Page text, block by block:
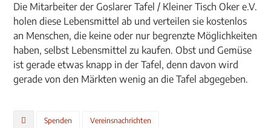
Die Mitarbeiter der Goslarer Tafel / Kleiner Tisch Oker e.V.
holen diese Lebensmittel ab und verteilen sie kostenlos
an Menschen, die keine oder nur begrenzte Möglichkeiten
haben, selbst Lebensmittel zu kaufen. Obst und Gemüse
ist gerade etwas knapp in der Tafel, denn davon wird
gerade von den Märkten wenig an die Tafel abgegeben.
Spenden Vereinsnachrichten